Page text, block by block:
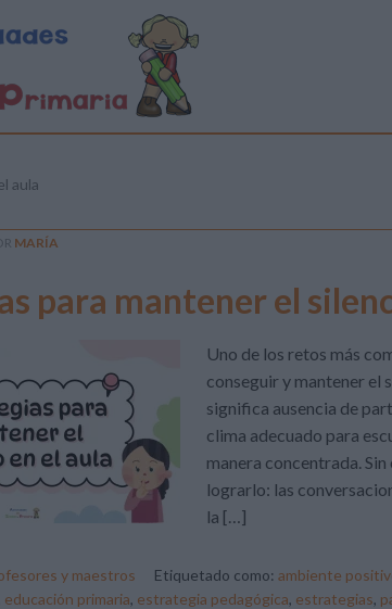
aula
MARÍA
para mantener el
Uno de los retos más
conseguir y mantener el
significa ausencia de
clima adecuado para
manera concentrada.
lograrlo: las
la […]
y maestros Etiquetado como: ambiente
educación primaria, estrategia pedagógica, estrategias,